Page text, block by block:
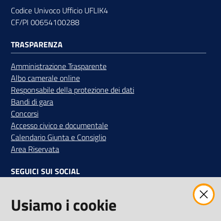
Contatti
Newsle
tter
Sala
Stampa
su
Codice Univoco Ufficio UFLIK4
CF/PI 00654100288
TRASPARENZA
Amministrazione Trasparente
Albo camerale online
Responsabile della protezione dei dati
Bandi di gara
Concorsi
Accesso civico e documentale
Calendario Giunta e Consiglio
Area Riservata
SEGUICI SUI SOCIAL
Usiamo i cookie